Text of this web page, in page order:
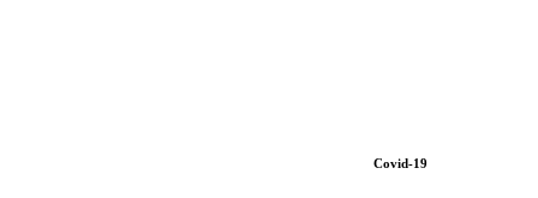
Covid-19